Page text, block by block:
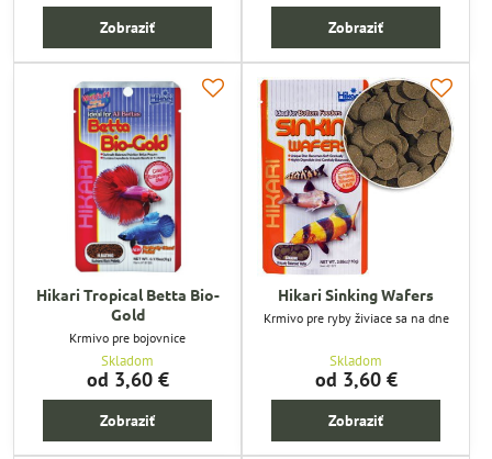
Zobraziť Zobraziť
Hikari Tropical Betta Bio-
Gold
Krmivo pre bojovnice
Skladom
od 3,60 €
Zobraziť
Hikari Sinking Wafers
Krmivo pre ryby živiace sa na dne
Skladom
od 3,60 €
Zobraziť